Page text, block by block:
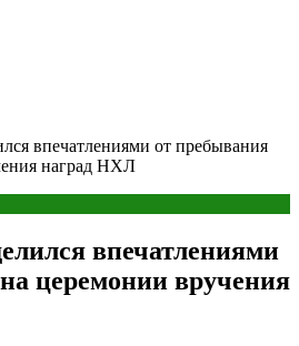
впечатлениями от пребывания
наград НХЛ
впечатлениями
церемонии вручения